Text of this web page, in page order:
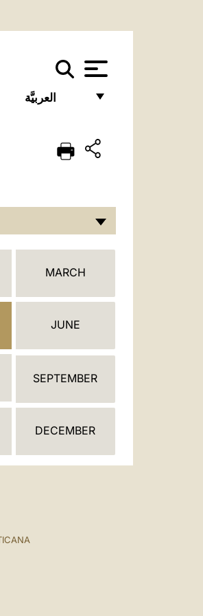
العربيَّة
ENGLISH
PORTUGUÊS
ESPAÑOL
MARCH
JUNE
SEPTEMBER
DECEMBER